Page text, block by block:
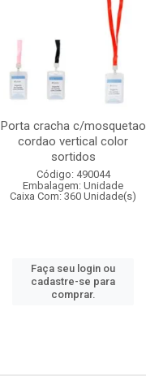
Porta cracha c/mosquetao
cordao vertical color
sortidos
Código: 490044
Embalagem: Unidade
Caixa Com: 360 Unidade(s)
Faça seu login ou
cadastre-se para
comprar.